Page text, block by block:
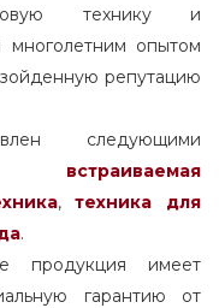
технику и
многолетним опытом
репутацию
следующими
встраиваемая
,
техника для
.
продукция имеет
гарантию от